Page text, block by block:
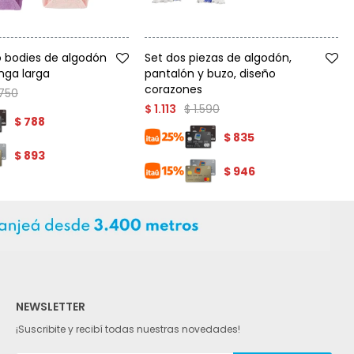
bodies de algodón
larga
$ 788
$ 893
Set dos piezas de algodón,
pantalón y buzo, diseño
corazones
$ 1.113 $ 1.590
$ 835
$ 946
NEWSLETTER
¡Suscribite y recibí todas nuestras novedades!